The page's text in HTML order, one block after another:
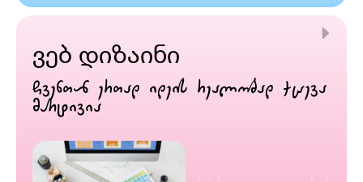
ვებ დიზაინი
ჩვენთან ერთად იდეის რეალობად ქცევა
მარტივია